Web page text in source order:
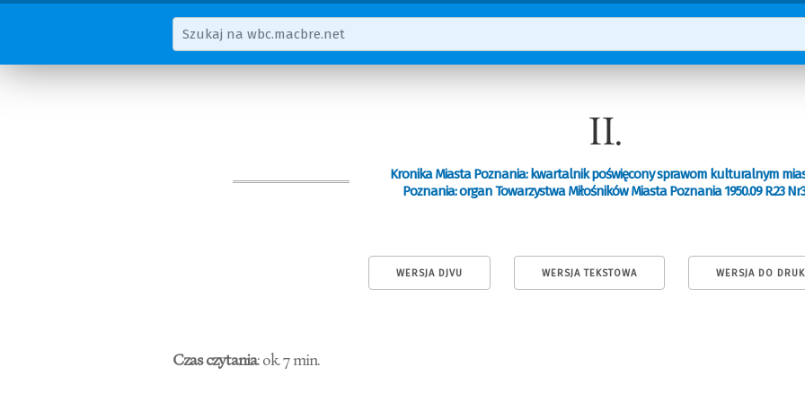
II.
Kronika Miasta Poznania: kwartalnik poświęcony sprawom kulturalnym
Poznania: organ Towarzystwa Miłośników Miasta Poznania 1950.09 R.23 Nr3
WERSJA DJVU WERSJA TEKSTOWA WERSJA DO
Czas czytania: ok. 7 min.